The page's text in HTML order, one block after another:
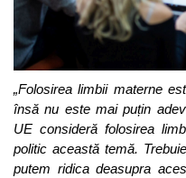
„Folosirea limbii materne
însă nu este mai puțin
UE consideră folosirea
politic această temă.
putem ridica deasupra